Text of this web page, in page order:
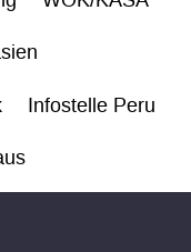
Infostelle Peru